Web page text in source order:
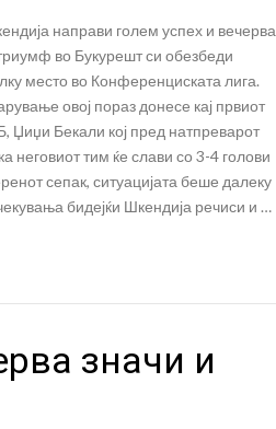
направи голем успех и вечерва
во Букурешт си обезбеди
место во Конференциската лига.
овој пораз донесе кај првиот
Џиџи Бекали кој пред натпреварот
неговиот тим ќе слави со 3-4 голови
сепак, ситуацијата беше далеку
бидејќи Шкендија речиси и …
значи и